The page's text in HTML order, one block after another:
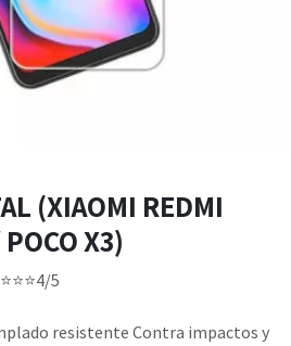
(XIAOMI REDMI
X3)
5
resistente Contra impactos y